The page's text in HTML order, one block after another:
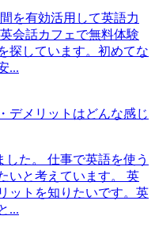
を有効活用して英語力
会話カフェで無料体験
探しています。初めてな
...
デメリットはどんな感じ
た。 仕事で英語を使う
いと考えています。 英
ットを知りたいです。英
...